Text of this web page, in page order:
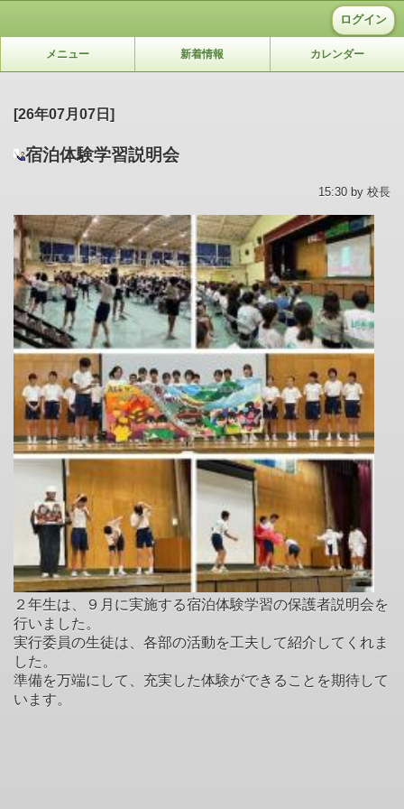
ログイン
メニュー 新着情報 カレンダー
[26年07月07日]
宿泊体験学習説明会
15:30 by 校長
２年生は、９月に実施する宿泊体験学習の保護者説明会を
行いました。
実行委員の生徒は、各部の活動を工夫して紹介してくれま
した。
準備を万端にして、充実した体験ができることを期待して
います。